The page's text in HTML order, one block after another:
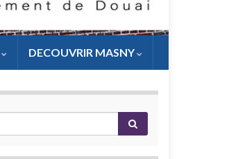
DECOUVRIR MASNY